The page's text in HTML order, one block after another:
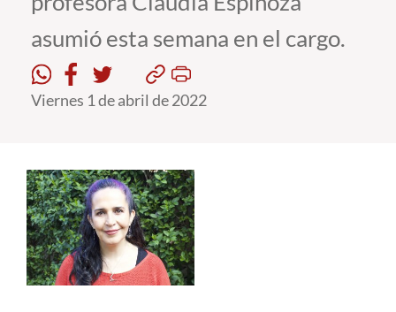
Formación Continua
Funcionarios
Alumni
asumió esta semana en el cargo.
Viernes 1 de abril de 2022